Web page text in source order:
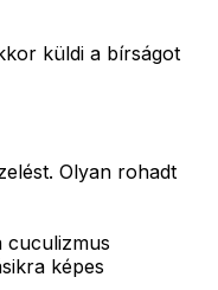
küldi a bírságot
Olyan rohadt
cuculizmus
képes